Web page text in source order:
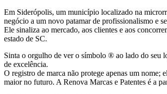
Em Siderópolis, um município localizado na
negócio a um novo patamar de profissionalismo e
Ele sinaliza ao mercado, aos clientes e aos
estado de SC.
Sinta o orgulho de ver o símbolo ® ao lado do seu
de excelência.
O registro de marca não protege apenas um nome;
maior no futuro. A Renova Marcas e Patentes é a